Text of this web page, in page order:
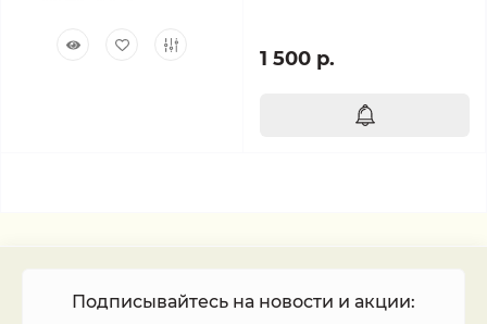
1 500 р.
Подписывайтесь на новости и акции: